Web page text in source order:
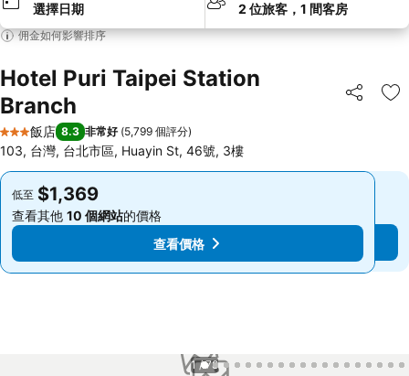
選擇日期 2 位旅客，1 間客房
佣金如何影響排序
Hotel Puri Taipei Station
Branch
分享 加
3 星級
飯店 8.3 非常好 (5,799 個評分)
103, 台灣, 台北市區, Huayin St, 46號, 3樓
低至 $1,369
查看其他 10 個網站的價格
查看價格
低至 $1,369
查看其他 10 個網站的價格
查看價格
1 / 78